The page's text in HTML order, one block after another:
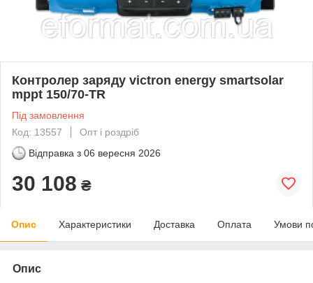
Контролер заряду victron energy smartsolar
mppt 150/70-TR
Під замовлення
Код: 13557
Опт і роздріб
Відправка з 06 вересня 2026
30 108 ₴
Опис Характеристики Доставка Оплата Умови
Опис